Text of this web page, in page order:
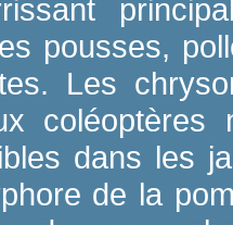
pousses,
Les
dans les
de la